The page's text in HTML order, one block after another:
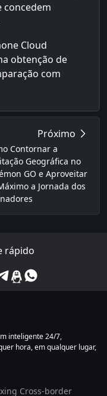
concedem
Cloud
obtenção de
com
Próximo
Contornar a
Geográfica no
GO e Aproveitar
a Jornada dos
rápido
inteligente 24/7,
hora, em qualquer lugar,
Cross-border